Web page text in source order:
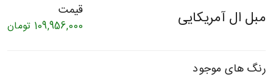
مبل ال آمریکایی قیمت
109,956,000 تومان
رنگ های موجود